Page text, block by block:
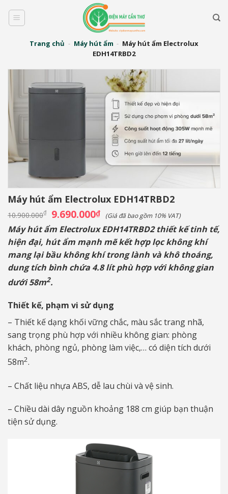
qua
Trang chủ - Máy hút ẩm - Máy hút ẩm Electrolux
EDH14TRBD2
Máy hút ẩm Electrolux EDH14TRBD2
10.900.000₫ Giá
gốc
là:
10.900.000₫.
9.690.000₫Giá
hiện
tại
là:
9.690.000₫.
(Giá đã bao gồm 10% VAT)
Máy hút ẩm Electrolux EDH14TRBD2 thiết kế tinh tế,
hiện đại, hút ẩm mạnh mẽ kết hợp lọc không khí
mang lại bầu không khí trong lành và khô thoáng,
dung tích bình chứa 4.8 lít phù hợp với không gian
dưới 58m2.
Thiết kế, phạm vi sử dụng
– Thiết kế dạng khối vững chắc, màu sắc trang nhã,
sang trọng phù hợp với nhiều không gian: phòng
khách, phòng ngủ, phòng làm việc,… có diện tích dưới
58m2.
– Chất liệu nhựa ABS, dễ lau chùi và vệ sinh.
– Chiều dài dây nguồn khoảng 188 cm giúp bạn thuận
tiện sử dụng.